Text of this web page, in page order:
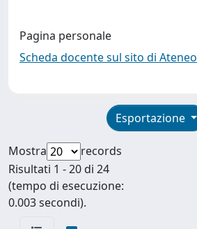
Pagina personale
Scheda docente sul sito di Ateneo
Esportazione
Mostra
records
Risultati 1 - 20 di 24
(tempo di esecuzione:
0.003 secondi).